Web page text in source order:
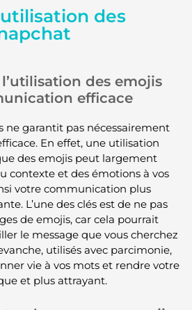
des
des emojis
efficace
ne garantit pas nécessairement
En effet, une utilisation
des emojis peut largement
contexte et des émotions à vos
votre communication plus
L’une des clés est de ne pas
de emojis, car cela pourrait
le message que vous cherchez
utilisés avec parcimonie,
vie à vos mots et rendre votre
et plus attrayant.